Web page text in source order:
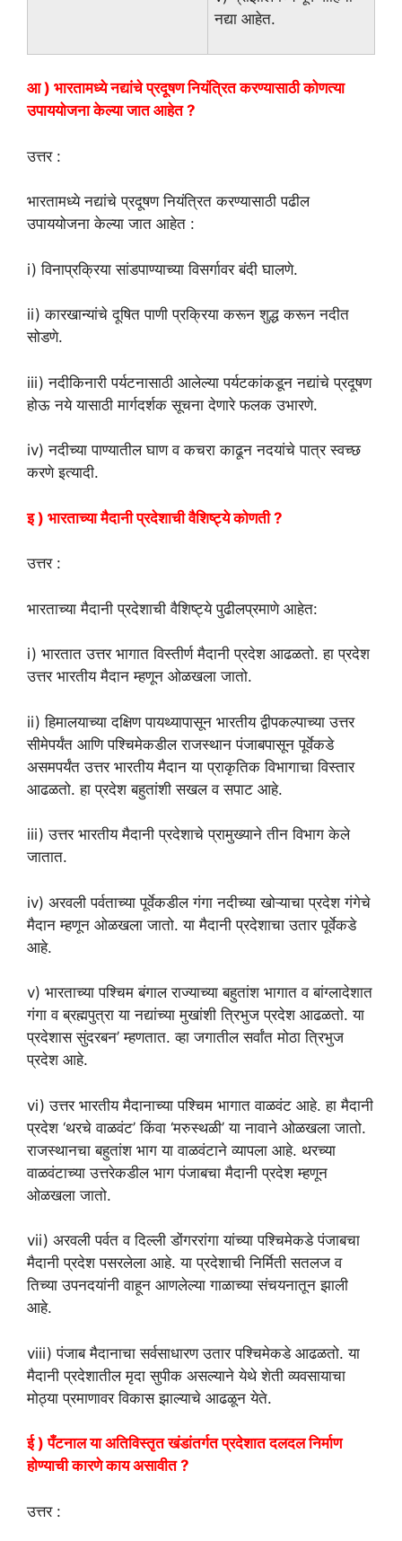
नद्या आहेत.
आ ) भारतामध्ये नद्यांचे प्रदूषण नियंत्रित करण्यासाठी कोणत्या
उपाययोजना केल्या जात आहेत ?
उत्तर :
भारतामध्ये नद्यांचे प्रदूषण नियंत्रित करण्यासाठी पढील
उपाययोजना केल्या जात आहेत :
i) विनाप्रक्रिया सांडपाण्याच्या विसर्गावर बंदी घालणे.
ii) कारखान्यांचे दूषित पाणी प्रक्रिया करून शुद्ध करून नदीत
सोडणे.
iii) नदीकिनारी पर्यटनासाठी आलेल्या पर्यटकांकडून नद्यांचे प्रदूषण
होऊ नये यासाठी मार्गदर्शक सूचना देणारे फलक उभारणे.
iv) नदीच्या पाण्यातील घाण व कचरा काढून नदयांचे पात्र स्वच्छ
करणे इत्यादी.
इ ) भारताच्या मैदानी प्रदेशाची वैशिष्ट्ये कोणती ?
उत्तर :
भारताच्या मैदानी प्रदेशाची वैशिष्ट्ये पुढीलप्रमाणे आहेत:
i) भारतात उत्तर भागात विस्तीर्ण मैदानी प्रदेश आढळतो. हा प्रदेश
उत्तर भारतीय मैदान म्हणून ओळखला जातो.
ii) हिमालयाच्या दक्षिण पायथ्यापासून भारतीय द्वीपकल्पाच्या उत्तर
सीमेपर्यंत आणि पश्चिमेकडील राजस्थान पंजाबपासून पूर्वेकडे
असमपर्यंत उत्तर भारतीय मैदान या प्राकृतिक विभागाचा विस्तार
आढळतो. हा प्रदेश बहुतांशी सखल व सपाट आहे.
iii) उत्तर भारतीय मैदानी प्रदेशाचे प्रामुख्याने तीन विभाग केले
जातात.
iv) अरवली पर्वताच्या पूर्वेकडील गंगा नदीच्या खोऱ्याचा प्रदेश गंगेचे
मैदान म्हणून ओळखला जातो. या मैदानी प्रदेशाचा उतार पूर्वेकडे
आहे.
v) भारताच्या पश्चिम बंगाल राज्याच्या बहुतांश भागात व बांग्लादेशात
गंगा व ब्रह्मपुत्रा या नद्यांच्या मुखांशी त्रिभुज प्रदेश आढळतो. या
प्रदेशास सुंदरबन’ म्हणतात. व्हा जगातील सर्वांत मोठा त्रिभुज
प्रदेश आहे.
vi) उत्तर भारतीय मैदानाच्या पश्चिम भागात वाळवंट आहे. हा मैदानी
प्रदेश ‘थरचे वाळवंट’ किंवा ‘मरुस्थळी’ या नावाने ओळखला जातो.
राजस्थानचा बहुतांश भाग या वाळवंटाने व्यापला आहे. थरच्या
वाळवंटाच्या उत्तरेकडील भाग पंजाबचा मैदानी प्रदेश म्हणून
ओळखला जातो.
vii) अरवली पर्वत व दिल्ली डोंगररांगा यांच्या पश्चिमेकडे पंजाबचा
मैदानी प्रदेश पसरलेला आहे. या प्रदेशाची निर्मिती सतलज व
तिच्या उपनदयांनी वाहून आणलेल्या गाळाच्या संचयनातून झाली
आहे.
viii) पंजाब मैदानाचा सर्वसाधारण उतार पश्चिमेकडे आढळतो. या
मैदानी प्रदेशातील मृदा सुपीक असल्याने येथे शेती व्यवसायाचा
मोठ्या प्रमाणावर विकास झाल्याचे आढळून येते.
ई ) पँटनाल या अतिविस्तृत खंडांतर्गत प्रदेशात दलदल निर्माण
होण्याची कारणे काय असावीत ?
उत्तर :